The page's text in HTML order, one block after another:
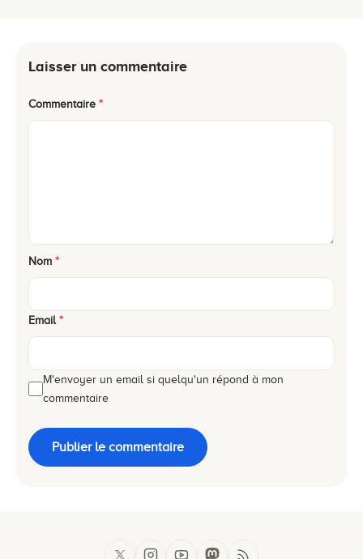
Laisser un commentaire
Commentaire *
Nom *
Email *
M'envoyer un email si quelqu'un répond à mon
commentaire
Publier le commentaire